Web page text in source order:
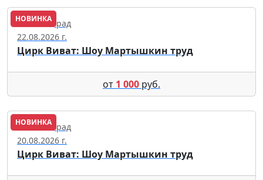
НОВИНКА
Калининград
22.08.2026 г.
Цирк Виват: Шоу Мартышкин труд
от 1 000 руб.
НОВИНКА
Калининград
20.08.2026 г.
Цирк Виват: Шоу Мартышкин труд